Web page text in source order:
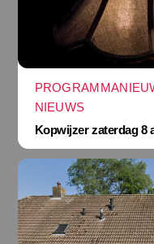
NIEUWS
Kopwijzer zaterdag 8